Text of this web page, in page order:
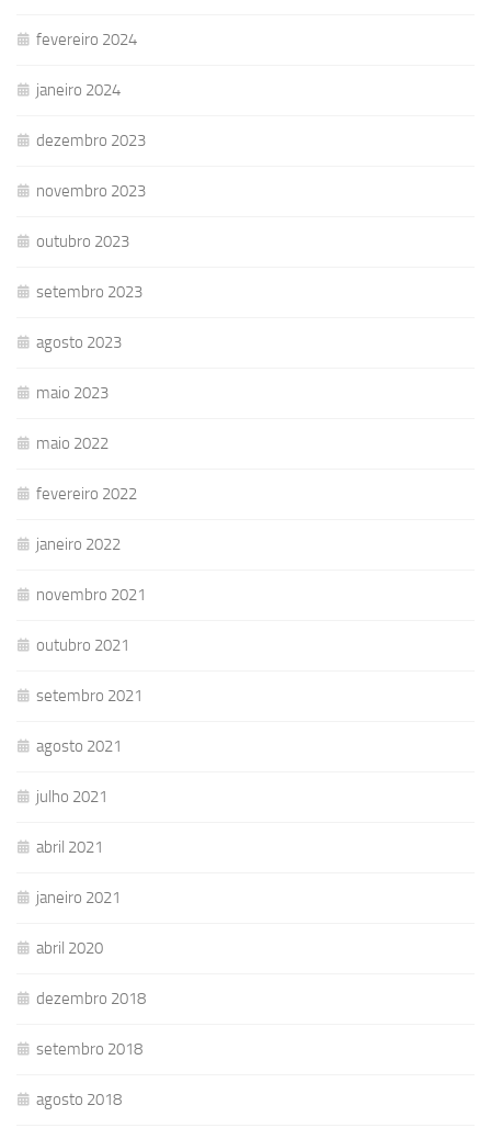
fevereiro 2024
janeiro 2024
dezembro 2023
novembro 2023
outubro 2023
setembro 2023
agosto 2023
maio 2023
maio 2022
fevereiro 2022
janeiro 2022
novembro 2021
outubro 2021
setembro 2021
agosto 2021
julho 2021
abril 2021
janeiro 2021
abril 2020
dezembro 2018
setembro 2018
agosto 2018